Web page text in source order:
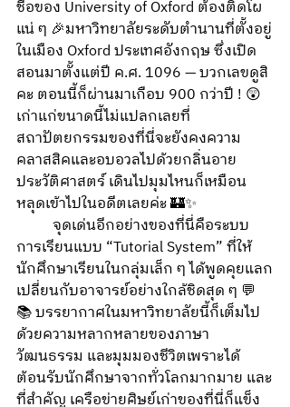
ชื่อของ University of Oxford ต้องติดโผ
แน่ ๆ 🎉มหาวิทยาลัยระดับตำนานที่ตั้งอยู่
ในเมือง Oxford ประเทศอังกฤษ ซึ่งเปิด
สอนมาตั้งแต่ปี ค.ศ. 1096 — บวกเลขดูสิ
คะ ตอนนี้ก็ผ่านมาเกือบ 900 กว่าปี ! 😲
เก่าแก่ขนาดนี้ไม่แปลกเลยที่
สถาปัตยกรรมของที่นี่จะยังคงความ
คลาสสิคและอบอวลไปด้วยกลิ่นอาย
ประวัติศาสตร์ เดินไปมุมไหนก็เหมือน
หลุดเข้าไปในอดีตเลยค่ะ 🏰✨
การเรียนแบบ “Tutorial System” ที่ให้
นักศึกษาเรียนในกลุ่มเล็ก ๆ ได้พูดคุยแลก
เปลี่ยนกับอาจารย์อย่างใกล้ชิดสุด ๆ 💬
📚 บรรยากาศในมหาวิทยาลัยนี้ก็เต็มไป
ด้วยความหลากหลายของภาษา
วัฒนธรรม และมุมมองชีวิตเพราะได้
ต้อนรับนักศึกษาจากทั่วโลกมากมาย และ
ที่สำคัญ เครือข่ายศิษย์เก่าของที่นี่ก็แข็ง